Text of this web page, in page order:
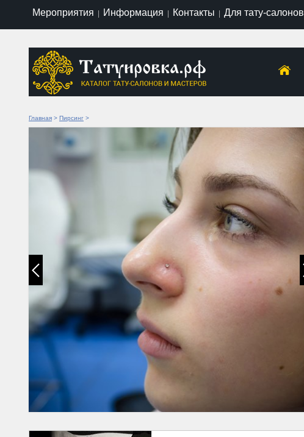
Мероприятия Информация Контакты Для тату-салонов
Главная > Пирсинг >